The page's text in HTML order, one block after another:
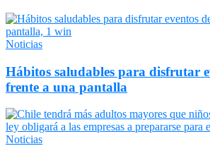
Noticias
Hábitos saludables para disfrutar
frente a una pantalla
Noticias